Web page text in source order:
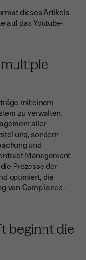
dieses Artikels
auf das Youtube-
mit einem
zu verwalten.
aller
sondern
und
Management
Prozesse der
optimiert, die
von Compliance-
beginnt die